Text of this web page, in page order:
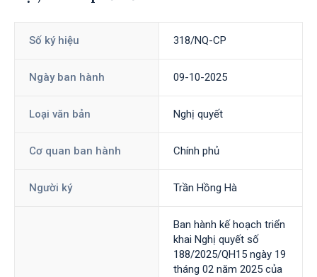
Số ký hiệu 318/NQ-CP
Ngày ban hành 09-10-2025
Loại văn bản Nghị quyết
Cơ quan ban hành Chính phủ
Người ký Trần Hồng Hà
Ban hành kế hoạch triển
khai Nghị quyết số
188/2025/QH15 ngày 19
tháng 02 năm 2025 của